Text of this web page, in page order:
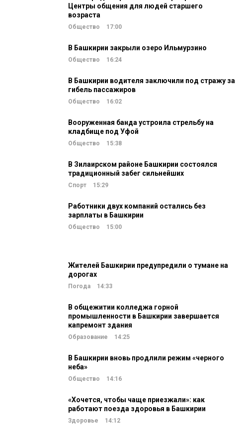
Центры общения для людей старшего
возраста
Общество 17:00
В Башкирии закрыли озеро Ильмурзино
Общество 16:24
В Башкирии водителя заключили под стражу за
гибель пассажиров
Общество 16:02
Вооруженная банда устроила стрельбу на
кладбище под Уфой
Общество 15:38
В Зилаирском районе Башкирии состоялся
традиционный забег сильнейших
Спорт 15:29
Работники двух компаний остались без
зарплаты в Башкирии
Общество 15:00
Жителей Башкирии предупредили о тумане на
дорогах
Погода 14:33
В общежитии колледжа горной
промышленности в Башкирии завершается
капремонт здания
Образование 14:25
В Башкирии вновь продлили режим «черного
неба»
Общество 14:16
«Хочется, чтобы чаще приезжали»: как
работают поезда здоровья в Башкирии
Здоровье 14:12